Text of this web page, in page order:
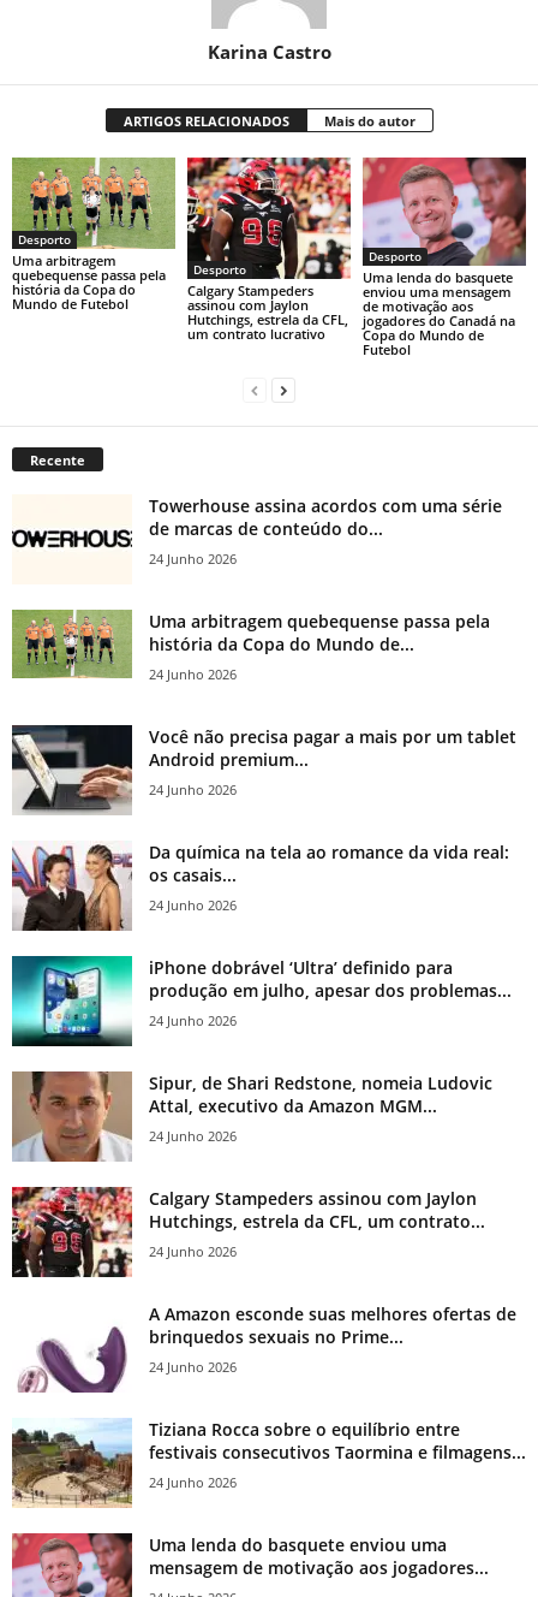
Karina Castro
ARTIGOS RELACIONADOS Mais do autor
Desporto
Uma arbitragem
quebequense passa pela
história da Copa do
Mundo de Futebol
Desporto
Calgary Stampeders
assinou com Jaylon
Hutchings, estrela da CFL,
um contrato lucrativo
Desporto
Uma lenda do basquete
enviou uma mensagem
de motivação aos
jogadores do Canadá na
Copa do Mundo de
Futebol
Recente
Towerhouse assina acordos com uma série
de marcas de conteúdo do...
24 Junho 2026
Uma arbitragem quebequense passa pela
história da Copa do Mundo de...
24 Junho 2026
Você não precisa pagar a mais por um tablet
Android premium...
24 Junho 2026
Da química na tela ao romance da vida real:
os casais...
24 Junho 2026
iPhone dobrável ‘Ultra’ definido para
produção em julho, apesar dos problemas...
24 Junho 2026
Sipur, de Shari Redstone, nomeia Ludovic
Attal, executivo da Amazon MGM...
24 Junho 2026
Calgary Stampeders assinou com Jaylon
Hutchings, estrela da CFL, um contrato...
24 Junho 2026
A Amazon esconde suas melhores ofertas de
brinquedos sexuais no Prime...
24 Junho 2026
Tiziana Rocca sobre o equilíbrio entre
festivais consecutivos Taormina e filmagens...
24 Junho 2026
Uma lenda do basquete enviou uma
mensagem de motivação aos jogadores...